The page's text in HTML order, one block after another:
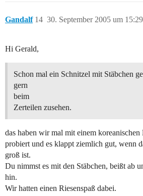
Gandalf 30. September 2005 um 15:29
14
Hi Gerald,
Schon mal ein Schnitzel mit Stäbchen
gern
beim
Zerteilen zusehen.
das haben wir mal mit einem
probiert und es klappt ziemlich gut, wenn
groß ist.
Du nimmst es mit den Stäbchen, beißt ab
hin.
Wir hatten einen Riesenspaß dabei.